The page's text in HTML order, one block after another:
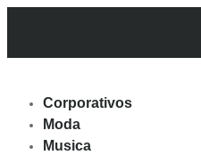
Corporativos
Moda
Musica